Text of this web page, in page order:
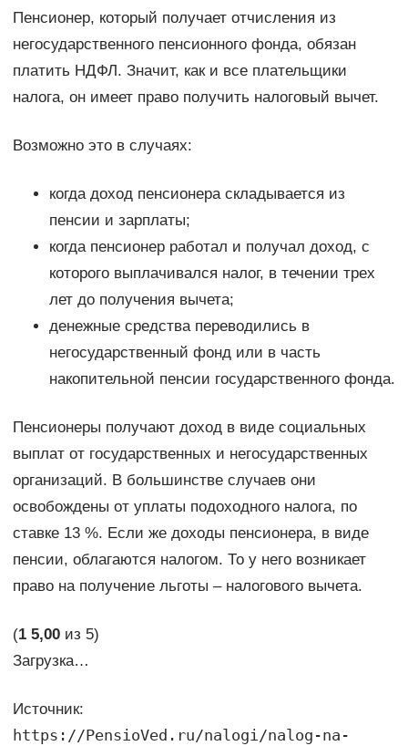
Пенсионер, который получает отчисления из
негосударственного пенсионного фонда, обязан
платить НДФЛ. Значит, как и все плательщики
налога, он имеет право получить налоговый вычет.
Возможно это в случаях:
когда доход пенсионера складывается из
пенсии и зарплаты;
когда пенсионер работал и получал доход, с
которого выплачивался налог, в течении трех
лет до получения вычета;
денежные средства переводились в
негосударственный фонд или в часть
накопительной пенсии государственного фонда.
Пенсионеры получают доход в виде социальных
выплат от государственных и негосударственных
организаций. В большинстве случаев они
освобождены от уплаты подоходного налога, по
ставке 13 %. Если же доходы пенсионера, в виде
пенсии, облагаются налогом. То у него возникает
право на получение льготы – налогового вычета.
(1 5,00из 5)
Загрузка…
Источник:
https://PensioVed.ru/nalogi/nalog-na-